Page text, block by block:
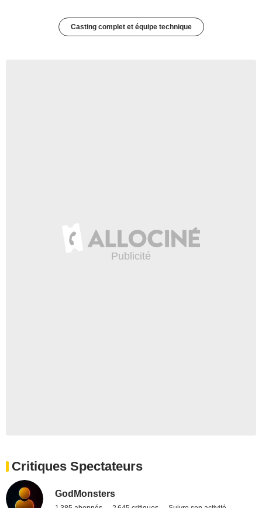
Casting complet et équipe technique
Critiques Spectateurs
GodMonsters